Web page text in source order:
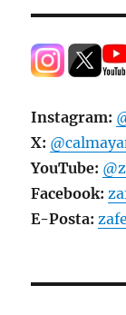
Instagram:
X:
YouTube:
Facebook:
E-Posta: